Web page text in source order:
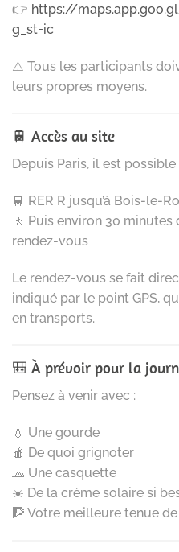
👉 https://
g_st=ic
⚠️ Tous les participants
leurs propres moyens.
🚆 Accès au site
Depuis Paris, il est
🚆 RER R jusqu’à Bois-le-
🚶 Puis environ 30
rendez-vous
Le rendez-vous se fait
indiqué par le point GPS,
en transports.
🎒 À prévoir pour la
Pensez à venir avec :
💧 Une gourde
🍎 De quoi grignoter
🧢 Une casquette
☀️ De la crème solaire si
🧗 Votre meilleure tenue